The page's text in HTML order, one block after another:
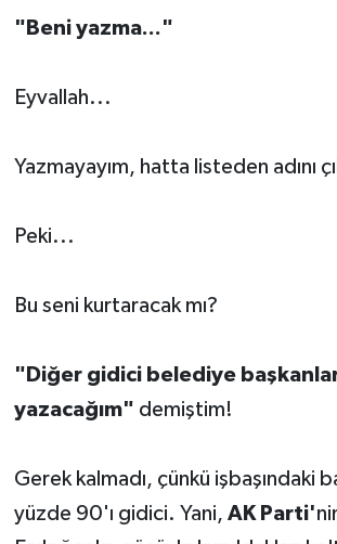
"Beni yazma..."
Eyvallah...
Yazmayayım, hatta listeden adını
Peki...
Bu seni kurtaracak mı?
"Diğer gidici belediye
yazacağım" demiştim!
Gerek kalmadı, çünkü işbaşındaki
yüzde 90'ı gidici. Yani, AK Parti'